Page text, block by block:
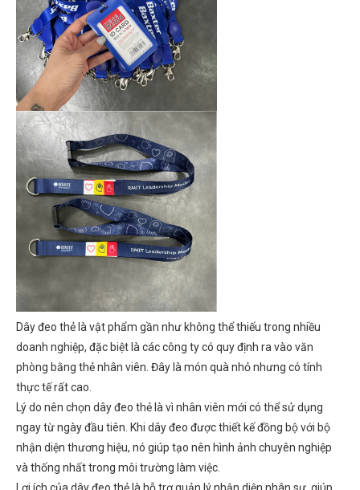
Dây đeo thẻ là vật phẩm gần như không thể thiếu trong nhiều
doanh nghiệp, đặc biệt là các công ty có quy định ra vào văn
phòng bằng thẻ nhân viên. Đây là món quà nhỏ nhưng có tính
thực tế rất cao.
Lý do nên chọn dây đeo thẻ là vì nhân viên mới có thể sử dụng
ngay từ ngày đầu tiên. Khi dây đeo được thiết kế đồng bộ với bộ
nhận diện thương hiệu, nó giúp tạo nên hình ảnh chuyên nghiệp
và thống nhất trong môi trường làm việc.
Lợi ích của dây đeo thẻ là hỗ trợ quản lý nhận diện nhân sự, giúp